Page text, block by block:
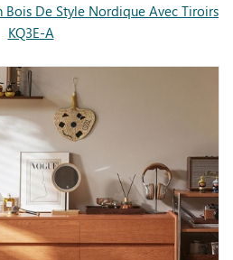
De Style Nordique Avec Tiroirs
KQ3E-A